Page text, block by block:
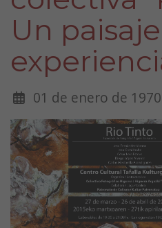
Un
01 de enero de 1970